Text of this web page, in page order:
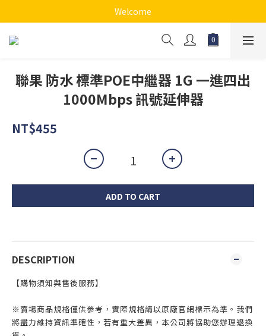
Welcome
聯果 防水 標準POE中繼器 1G 一進四出
1000Mbps 訊號延伸器
NT$455
ADD TO CART
DESCRIPTION
【購物須知與售後服務】
※賣場商品規格僅供參考，實際規格請以原廠官網標示為準。我們
將盡力維持資訊準確性，若有重大差異，本公司將協助您辦理退換